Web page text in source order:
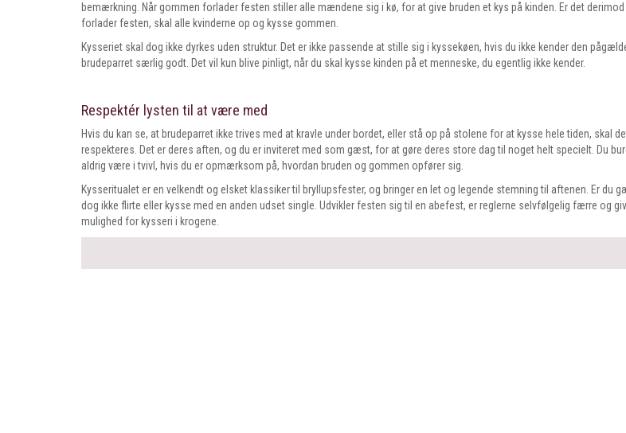
bemærkning. Når gommen forlader festen stiller alle mændene sig i kø, for at give bruden et kys på kinden. Er det derimod
forlader festen, skal alle kvinderne op og kysse gommen.
Kysseriet skal dog ikke dyrkes uden struktur. Det er ikke passende at stille sig i kyssekøen, hvis du ikke kender den
brudeparret særlig godt. Det vil kun blive pinligt, når du skal kysse kinden på et menneske, du egentlig ikke kender.
Respektér lysten til at være med
Hvis du kan se, at brudeparret ikke trives med at kravle under bordet, eller stå op på stolene for at kysse hele tiden, skal
respekteres. Det er deres aften, og du er inviteret med som gæst, for at gøre deres store dag til noget helt specielt. Du
aldrig være i tvivl, hvis du er opmærksom på, hvordan bruden og gommen opfører sig.
Kysseritualet er en velkendt og elsket klassiker til bryllupsfester, og bringer en let og legende stemning til aftenen. Er du
dog ikke flirte eller kysse med en anden udset single. Udvikler festen sig til en abefest, er reglerne selvfølgelig færre og
mulighed for kysseri i krogene.